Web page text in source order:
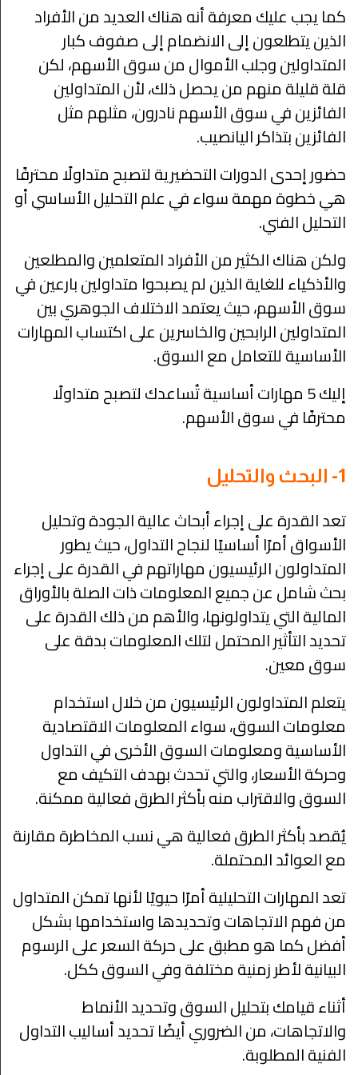
كما يجب عليك معرفة أنه هناك العديد من الأفراد
الذين يتطلعون إلى الانضمام إلى صفوف كبار
المتداولين وجلب الأموال من سوق الأسهم، لكن
قلة قليلة منهم من يحصل ذلك، لأن المتداولين
الفائزين في سوق الأسهم نادرون، مثلهم مثل
الفائزين بتذاكر اليانصيب.
حضور إحدى الدورات التحضيرية لتصبح متداولًا محترفًا
هي خطوة مهمة سواء في علم التحليل الأساسي أو
التحليل الفني.
ولكن هناك الكثير من الأفراد المتعلمين والمطلعين
والأذكياء للغاية الذين لم يصبحوا متداولين بارعين في
سوق الأسهم، حيث يعتمد الاختلاف الجوهري بين
المتداولين الرابحين والخاسرين على اكتساب المهارات
الأساسية للتعامل مع السوق.
إليك 5 مهارات أساسية تُساعدك لتصبح متداولًا
محترفًا في سوق الأسهم.
1- البحث والتحليل
تعد القدرة على إجراء أبحاث عالية الجودة وتحليل
الأسواق أمرًا أساسيًا لنجاح التداول، حيث يطور
المتداولون الرئيسيون مهاراتهم في القدرة على إجراء
بحث شامل عن جميع المعلومات ذات الصلة بالأوراق
المالية التي يتداولونها، والأهم من ذلك القدرة على
تحديد التأثير المحتمل لتلك المعلومات بدقة على
سوق معين.
يتعلم المتداولون الرئيسيون من خلال استخدام
معلومات السوق، سواء المعلومات الاقتصادية
الأساسية ومعلومات السوق الأخرى في التداول
وحركة الأسعار، والتي تحدث بهدف التكيف مع
السوق والاقتراب منه بأكثر الطرق فعالية ممكنة.
يُقصد بأكثر الطرق فعالية هي نسب المخاطرة مقارنة
مع العوائد المحتملة.
تعد المهارات التحليلية أمرًا حيويًا لأنها تمكن المتداول
من فهم الاتجاهات وتحديدها واستخدامها بشكل
أفضل كما هو مطبق على حركة السعر على الرسوم
البيانية لأطر زمنية مختلفة وفي السوق ككل.
أثناء قيامك بتحليل السوق وتحديد الأنماط
والاتجاهات، من الضروري أيضًا تحديد أساليب التداول
الفنية المطلوبة.